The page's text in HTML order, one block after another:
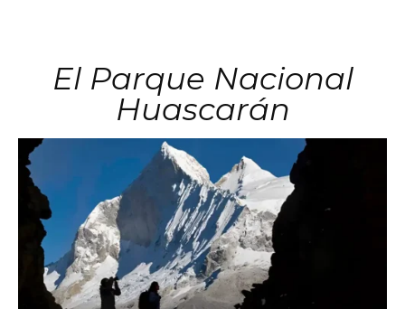
El Parque Nacional
Huascarán